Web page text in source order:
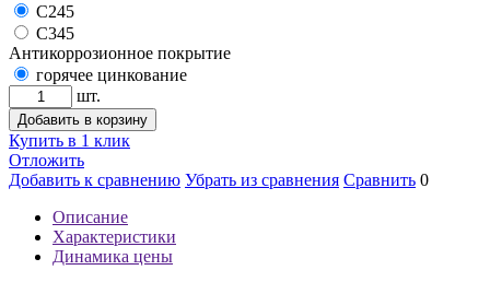
С245
С345
Антикоррозионное покрытие
горячее цинкование
шт.
Добавить в корзину
Купить в 1 клик
Отложить
Добавить к сравнению Убрать из сравнения Сравнить 0
Описание
Характеристики
Динамика цены